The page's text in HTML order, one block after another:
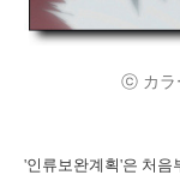
ⓒ カラ
'인류보완계획'은 처음